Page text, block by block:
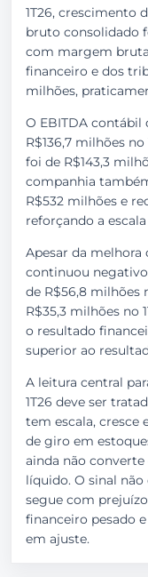
1T26, crescimento
bruto consolidado
com margem bruta
financeiro e dos
milhões,
O EBITDA
R$136,7 milhões
foi de R$143,3
companhia
R$532 milhões e
reforçando a
Apesar da
continuou
de R$56,8 milhões
R$35,3 milhões no
o resultado
superior ao
A leitura central
1T26 deve ser
tem escala, cresce
de giro em
ainda não
líquido. O sinal
segue com
financeiro pesado
em ajuste.